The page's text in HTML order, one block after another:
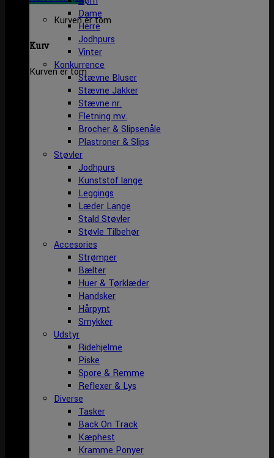
Kurven er tom
Kurv
Kurven er tom
Dame
Herre
Jodhpurs
Vinter
Konkurrence
Stævne Bluser
Stævne Jakker
Stævne nr.
Fletning mv.
Brocher & Slipsenåle
Plastroner & Slips
Støvler
Jodhpurs
Kunststof lange
Leggings
Læder Lange
Stald Støvler
Støvle Tilbehør
Accesories
Strømper
Bælter
Huer & Tørklæder
Handsker
Hårpynt
Smykker
Udstyr
Ridehjelme
Piske
Spore & Remme
Reflexer & Lys
Diverse
Tasker
Back On Track
Kæphest
Kramme Ponyer